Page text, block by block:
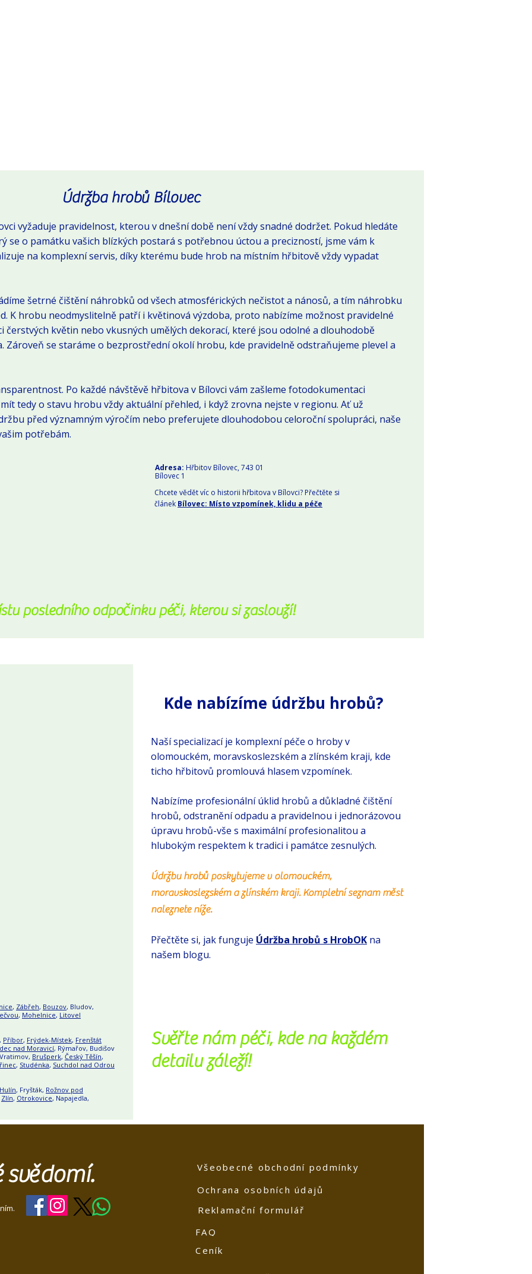
Údržba hrobů Bílovec
vyžaduje pravidelnost, kterou v dnešní době není vždy snadné dodržet. Pokud hledáte
se o památku vašich blízkých postará s potřebnou úctou a precizností, jsme vám k
na komplexní servis, díky kterému bude hrob na místním hřbitově vždy vypadat
šetrné čištění náhrobků od všech atmosférických nečistot a nánosů, a tím náhrobku
K hrobu neodmyslitelně patří i květinová výzdoba, proto nabízíme možnost pravidelné
čerstvých květin nebo vkusných umělých dekorací, které jsou odolné a dlouhodobě
Zároveň se staráme o bezprostřední okolí hrobu, kde pravidelně odstraňujeme plevel a
Po každé návštěvě hřbitova v Bílovci vám zašleme fotodokumentaci
tedy o stavu hrobu vždy aktuální přehled, i když zrovna nejste v regionu. Ať už
před významným výročím nebo preferujete dlouhodobou celoroční spolupráci, naše
potřebám.
Adresa: Hřbitov Bílovec, 743 01
Bílovec 1
Chcete vědět víc o historii hřbitova v Bílovci? Přečtěte si
článek Bílovec: Místo vzpomínek, klidu a péče
posledního odpočinku péči, kterou si zaslouží!
, Zábřeh, Bouzov, Bludov,
, Mohelnice, Litovel
, Příbor, Frýdek-Místek, Frenštát
nad Moravicí, Rýmařov, Budišov
Brušperk, Český Těšín,
, Studénka, Suchdol nad Odrou
Hulín, Fryšták, Rožnov pod
Zlín, Otrokovice, Napajedla,
Kde nabízíme údržbu hrobů?
Naší specializací je komplexní péče o hroby v
olomouckém, moravskoslezském a zlínském kraji, kde
ticho hřbitovů promlouvá hlasem vzpomínek.​​
Nabízíme profesionální úklid hrobů a důkladné čištění
hrobů, odstranění odpadu a pravidelnou i jednorázovou
úpravu hrobů-vše s maximální profesionalitou a
hlubokým respektem k tradici i památce zesnulých.
Údržbu hrobů poskytujeme v olomouckém,
moravskoslezském a zlínském kraji. Kompletní seznam měst
naleznete níže.
Přečtěte si, jak funguje Údržba hrobů s HrobOK na
našem blogu.
Svěřte nám péči, kde na každém
detailu záleží!
svědomí.
Všeobecné obchodní podmínky
Ochrana osobních údajů
Reklamační formulář
FAQ
Ceník